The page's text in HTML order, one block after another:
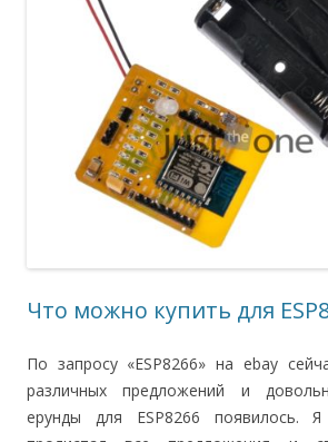
Что можно купить для
По запросу «ESP8266» на ebay
различных предложений и
ерунды для ESP8266 появилось.